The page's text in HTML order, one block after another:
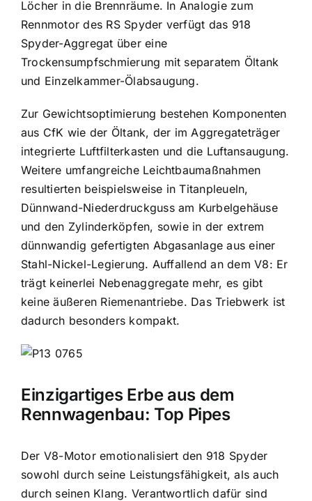
Löcher in die Brennräume. In Analogie zum
Rennmotor des RS Spyder verfügt das 918
Spyder-Aggregat über eine
Trockensumpfschmierung mit separatem Öltank
und Einzelkammer-Ölabsaugung.
Zur Gewichtsoptimierung bestehen Komponenten
aus CfK wie der Öltank, der im Aggregateträger
integrierte Luftfilterkasten und die Luftansaugung.
Weitere umfangreiche Leichtbaumaßnahmen
resultierten beispielsweise in Titanpleueln,
Dünnwand-Niederdruckguss am Kurbelgehäuse
und den Zylinderköpfen, sowie in der extrem
dünnwandig gefertigten Abgasanlage aus einer
Stahl-Nickel-Legierung. Auffallend an dem V8: Er
trägt keinerlei Nebenaggregate mehr, es gibt
keine äußeren Riemenantriebe. Das Triebwerk ist
dadurch besonders kompakt.
Einzigartiges Erbe aus dem
Rennwagenbau: Top Pipes
Der V8-Motor emotionalisiert den 918 Spyder
sowohl durch seine Leistungsfähigkeit, als auch
durch seinen Klang. Verantwortlich dafür sind